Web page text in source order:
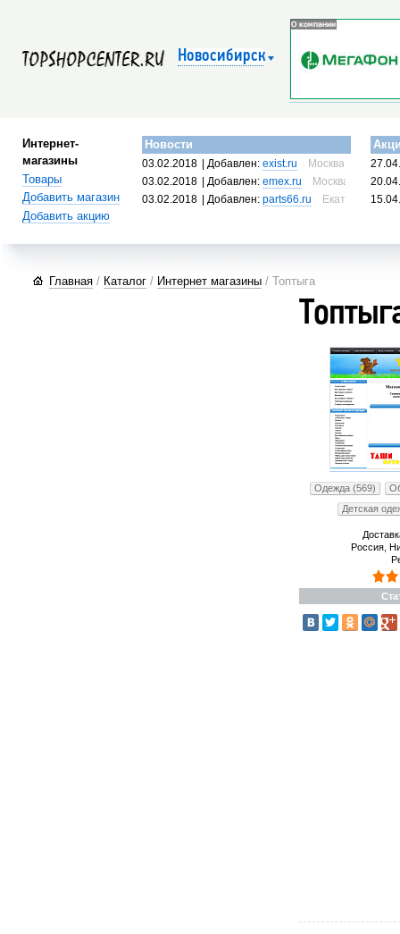
Новосибирск
Интернет-
магазины
Товары
Добавить магазин
Добавить акцию
Новости
03.02.2018 | Добавлен:exist.ru
Москва, Россия
03.02.2018
| Добавлен:emex.ru
Москва, Россия
03.02.2018
| Добавлен:parts66.ru Екатеринбург,
Главная / Каталог / Интернет магазины / Топтыга
Одежда (569)
Детская
Россия,